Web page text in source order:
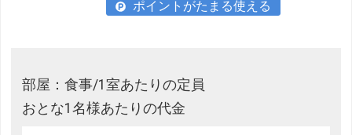
ポイントがたまる使える
部屋：食事/1室あたりの定員
おとな1名様あたりの代金